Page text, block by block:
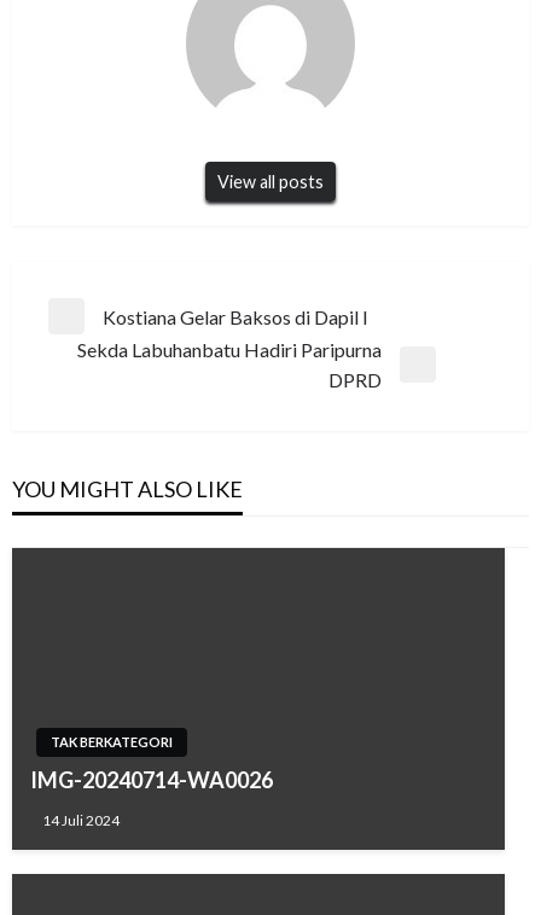
View all posts
Navigasi
pos
Previous
Post
Kostiana Gelar Baksos di Dapil I
Sekda Labuhanbatu Hadiri Paripurna
DPRD
YOU MIGHT ALSO LIKE
TAK BERKATEGORI
IMG-20240714-WA0026
14 Juli 2024